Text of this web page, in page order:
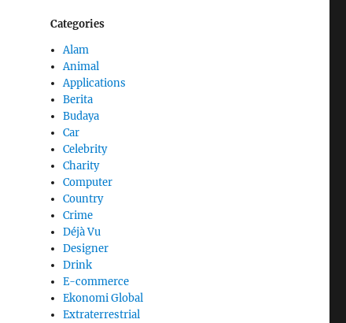
Categories
Alam
Animal
Applications
Berita
Budaya
Car
Celebrity
Charity
Computer
Country
Crime
Déjà Vu
Designer
Drink
E-commerce
Ekonomi Global
Extraterrestrial